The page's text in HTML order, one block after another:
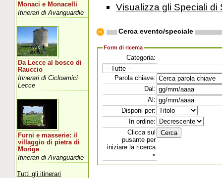
Visualizza gli Speciali di
Cerca evento/speciale
Form di ricerca
Categoria:
Parola chiave:
Dal:
Al:
Disponi per:
In ordine:
Clicca sul
pusante per
iniziare la ricerca
»
Monaci e Monacelli
Itinerari di Avanguardie
Da Lecce al bosco di
Rauccio
Itinerari di Cicloamici
Lecce
Furni e masserie: il
villaggio di pietra di
Morige
Itinerari di Avanguardie
Tutti gli itinerari